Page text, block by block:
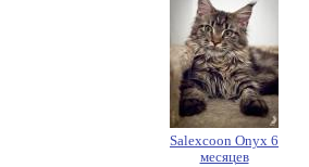
Salexcoon Onyx 6
месяцев